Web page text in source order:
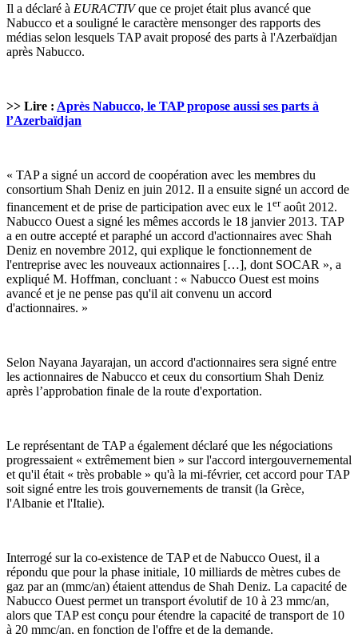
Il a déclaré à EURACTIVque ce projet était plus avancé que
Nabucco et a souligné le caractère mensonger des rapports des
médias selon lesquels TAP avait proposé des parts à l'Azerbaïdjan
après Nabucco.
>> Lire : Après Nabucco, le TAP propose aussi ses parts à
l’Azerbaïdjan
« TAP a signé un accord de coopération avec les membres du
consortium Shah Deniz en juin 2012. Il a ensuite signé un accord de
financement et de prise de participation avec eux le 1 eraoût 2012.
Nabucco Ouest a signé les mêmes accords le 18 janvier 2013. TAP
a en outre accepté et paraphé un accord d'actionnaires avec Shah
Deniz en novembre 2012, qui explique le fonctionnement de
l'entreprise avec les nouveaux actionnaires […], dont SOCAR », a
expliqué M. Hoffman, concluant : « Nabucco Ouest est moins
avancé et je ne pense pas qu'il ait convenu un accord
d'actionnaires. »
Selon Nayana Jayarajan, un accord d'actionnaires sera signé entre
les actionnaires de Nabucco et ceux du consortium Shah Deniz
après l’approbation finale de la route d'exportation.
Le représentant de TAP a également déclaré que les négociations
progressaient « extrêmement bien » sur l'accord intergouvernemental
et qu'il était « très probable » qu'à la mi-février, cet accord pour TAP
soit signé entre les trois gouvernements de transit (la Grèce,
l'Albanie et l'Italie).
Interrogé sur la co-existence de TAP et de Nabucco Ouest, il a
répondu que pour la phase initiale, 10 milliards de mètres cubes de
gaz par an (mmc/an) étaient attendus de Shah Deniz. La capacité de
Nabucco Ouest permet un transport évolutif de 10 à 23 mmc/an,
alors que TAP est conçu pour étendre la capacité de transport de 10
à 20 mmc/an, en fonction de l'offre et de la demande.